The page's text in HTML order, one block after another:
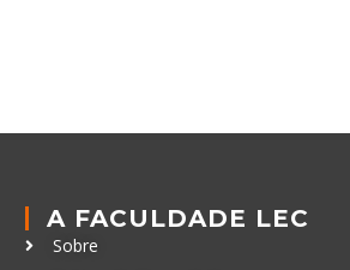
A FACULDADE LEC
Sobre